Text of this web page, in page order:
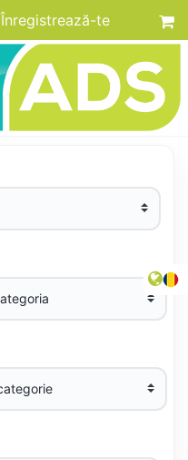
Înregistrează-te